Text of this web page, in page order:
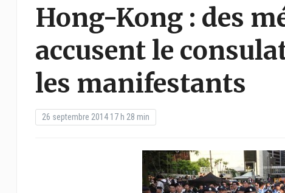
Hong-Kong : des
accusent le
les manifestants
26 septembre 2014 17 h 28 min